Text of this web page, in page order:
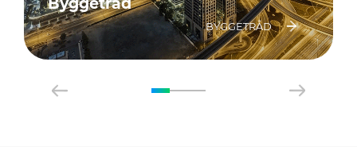
Byggetråd
BYGGETRÅD